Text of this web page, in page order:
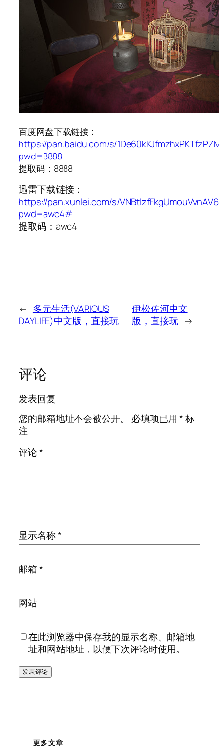
百度网盘下载链接：
https://pan.baidu.com/s/
pwd=8888
提取码：8888
迅雷下载链接：
https://pan.xunlei.com/s/
pwd=awc4#
提取码：awc4
← 多元生活(VARIOUS
DAYLIFE)中文版，直接玩
伊松佐河中文
版，直接玩 →
评论
发表回复
您的邮箱地址不会被公开。
必填项已用*标
注
评论*
显示名称*
邮箱*
网站
在此浏览器中保存我的显示名称、邮箱地
址和网站地址，以便下次评论时使用。
更多文章